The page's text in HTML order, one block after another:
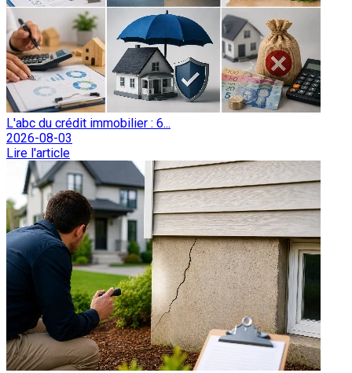
L'abc du crédit immobilier : 6...
2026-08-03
Lire l'article